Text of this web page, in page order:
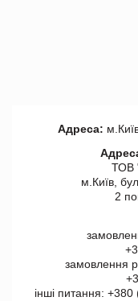
Адреса:
ТОВ
м.Київ,
2
замовлення
інші питання: